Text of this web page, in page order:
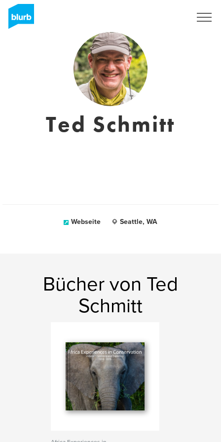
Ted Schmitt
Webseite Seattle, WA
Bücher von Ted
Schmitt